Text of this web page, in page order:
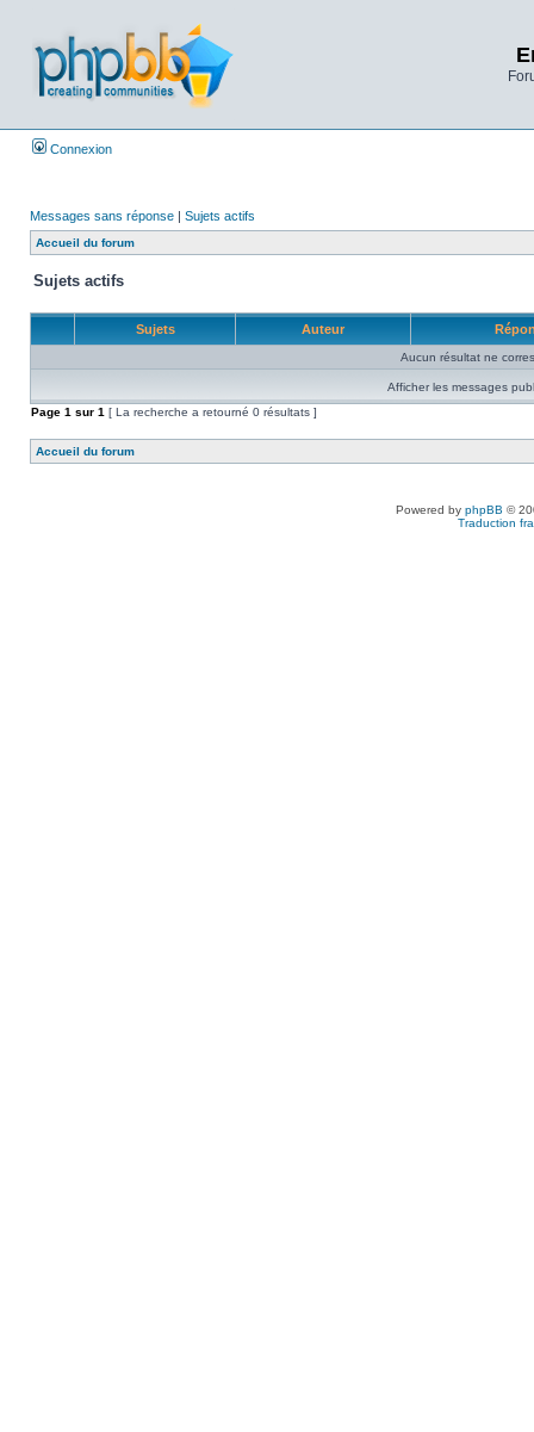
Connexion
Messages sans réponse | Sujets actifs
Accueil du forum
Sujets actifs
Sujets Auteur
Aucun résultat ne
Afficher les messages
Page 1 sur 1 [ La recherche a retourné 0 résultats ]
Accueil du forum
Powered by phpBB ©
Traduction